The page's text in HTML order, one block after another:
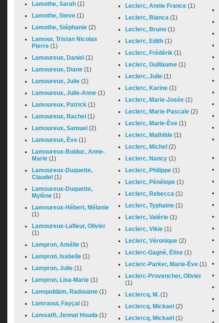
Lamothe, Sarah (1)
Lamothe, Steve (1)
Lamothe, Stéphanie (2)
Lamour, Tristan Nicolas
Pierre (1)
Lamoureux, Daniel (1)
Lamoureux, Diane (1)
Lamoureux, Julie (1)
Lamoureux, Julie-Anne (1)
Lamoureux, Patrick (1)
Lamoureux, Rachel (1)
Lamoureux, Samuel (2)
Lamoureux, Ève (1)
Lamoureux-Bolduc, Anne-
Marie (1)
Lamoureux-Duquette,
Claudel (1)
Lamoureux-Duquette,
Mylène (1)
Lamoureux-Hébert, Mélanie
(1)
Lamoureux-Lafleur, Olivier
(1)
Lampron, Amélie (1)
Lampron, Isabelle (1)
Lampron, Julie (1)
Lampron, Lisa-Marie (1)
Lamqaddam, Radouane (1)
Lamraoui, Fayçal (1)
Lamsatfi, Jennat Houda (1)
Leclerc, Annie France (1)
Leclerc, Bianca (1)
Leclerc, Bruno (1)
Leclerc, Edith (1)
Leclerc, Frédérik (1)
Leclerc, Guillaume (1)
Leclerc, Julie (1)
Leclerc, Karine (1)
Leclerc, Marie-Josée (1)
Leclerc, Marie-Pascale (2)
Leclerc, Marie-Ève (1)
Leclerc, Mathilde (1)
Leclerc, Michel (2)
Leclerc, Nancy (1)
Leclerc, Philippe (1)
Leclerc, Pénélope (1)
Leclerc, Rebecca (1)
Leclerc, Typhaine (1)
Leclerc, Valérie (1)
Leclerc, Vikie (1)
Leclerc, Véronique (2)
Leclerc-Gagné, Élise (1)
Leclerc-Parker, Marie-Ève (1)
Leclerc-Provencher, Olivier
(1)
Leclercq, M. (1)
Leclercq, Mickael (2)
Leclercq, Mickaël (1)